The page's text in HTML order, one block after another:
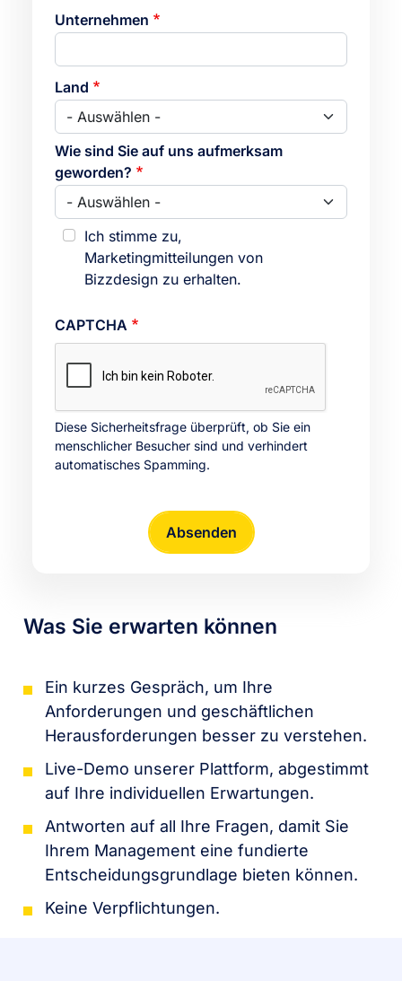
Was Sie erwarten können
Ein kurzes Gespräch, um Ihre
Anforderungen und geschäftlichen
Herausforderungen besser zu verstehen.
Live-Demo unserer Plattform, abgestimmt
auf Ihre individuellen Erwartungen.
Antworten auf all Ihre Fragen, damit Sie
Ihrem Management eine fundierte
Entscheidungsgrundlage bieten können.
Keine Verpflichtungen.
Unternehmen
Land
Wie sind Sie auf uns aufmerksam
geworden?
Ich stimme zu,
Marketingmitteilungen von
Bizzdesign zu erhalten.
CAPTCHA
Diese Sicherheitsfrage überprüft, ob Sie ein
menschlicher Besucher sind und verhindert
automatisches Spamming.